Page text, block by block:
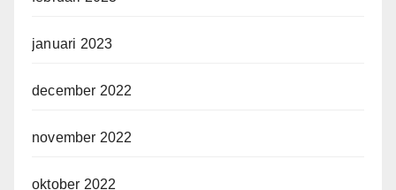
januari 2023
december 2022
november 2022
oktober 2022